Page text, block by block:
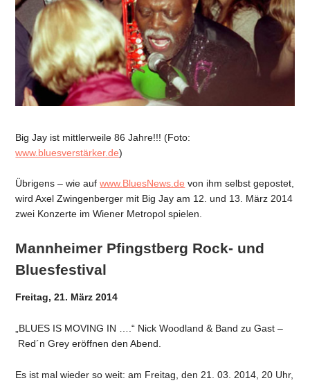
Big Jay ist mittlerweile 86 Jahre!!! (Foto:
www.bluesverstärker.de)
Übrigens – wie aufwww.BluesNews.de von ihm selbst gepostet,
wird Axel Zwingenberger mit Big Jay am 12. und 13. März 2014
zwei Konzerte im Wiener Metropol spielen.
Mannheimer Pfingstberg Rock- und
Bluesfestival
Freitag, 21. März 2014
„BLUES IS MOVING IN ….“ Nick Woodland & Band zu Gast –
Red´n Grey eröffnen den Abend.
Es ist mal wieder so weit: am Freitag, den 21. 03. 2014, 20 Uhr,